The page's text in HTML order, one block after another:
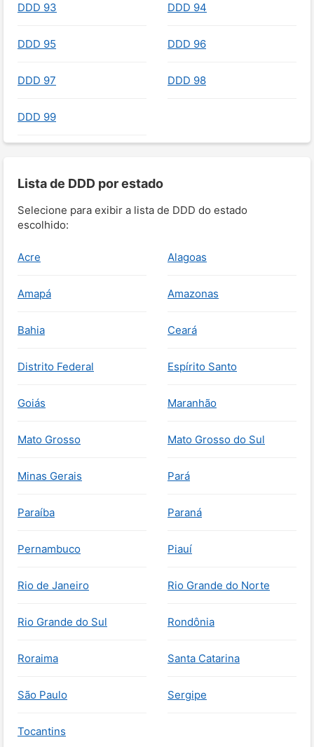
DDD 93 DDD 94
DDD 95 DDD 96
DDD 97 DDD 98
DDD 99
Lista de DDD por estado
Selecione para exibir a lista de DDD do estado
escolhido:
Acre Alagoas
Amapá Amazonas
Bahia Ceará
Distrito Federal Espírito Santo
Goiás Maranhão
Mato Grosso Mato Grosso do Sul
Minas Gerais Pará
Paraíba Paraná
Pernambuco Piauí
Rio de Janeiro Rio Grande do Norte
Rio Grande do Sul Rondônia
Roraima Santa Catarina
São Paulo Sergipe
Tocantins